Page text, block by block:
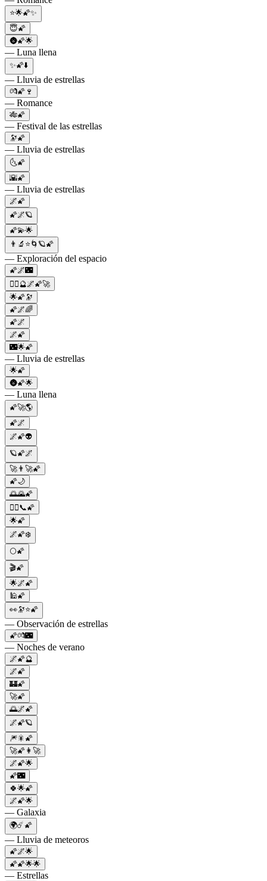
⭐🌟🌠✨
😇🌠
🌚🌠🌟
— Luna llena
✨🌠⬇️
— Lluvia de estrellas
💏🌠🍷
— Romance
🎋🌠
— Festival de las estrellas
🔭🌠
— Lluvia de estrellas
🌜🌠
🌇🌠
— Lluvia de estrellas
🌌🌠
🌠🌌🪐
🌠💫🌟
👨‍🔬⭐🌀🪐🌠
— Exploración del espacio
🌠🌌🌃
🧙‍♂️🔮🌌🌠🚀
🌟🌠🔭
🌠🌌🌈
🌠🌌
🌌🌠
🌃🌟🌠
— Lluvia de estrellas
🌟🌠
🌚🌠🌟
— Luna llena
🌠🚀🌎
🌠🌌
🌌🌠👽
🪐🌠🌌
🚀👨‍🚀🌠
🌠🌙
🌅🌄🌠
🚶‍♀️📞🌠
🌟🌠
🌌🌠❄️
🌕🌠
🎬🌠
🌟🌌🌠
🕌🌠
👀🔭⭐🌠
— Observación de estrellas
🌠💏🌃
— Noches de verano
🌌🌠🔮
🌌🌠
🏰🌠
🚀🌠
🌅🌌🌠
🌌🌠🪐
🎆🎇🌠
🚀🌠👩‍🚀
🌌🌠🌟
🌠🌃
🍀🌟🌠
🌌🌠🌟
— Galaxia
🌍☄️🌠
— Lluvia de meteoros
🌠🌌🌟
🌠🌠🌟🌟
— Estrellas